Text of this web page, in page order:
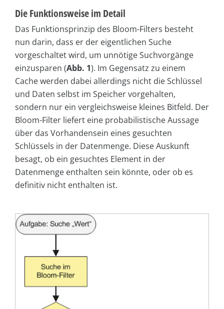
Die Funktionsweise im Detail
Das Funktionsprinzip des Bloom-Filters besteht
nun darin, dass er der eigentlichen Suche
vorgeschaltet wird, um unnötige Suchvorgänge
einzusparen (Abb. 1). Im Gegensatz zu einem
Cache werden dabei allerdings nicht die Schlüssel
und Daten selbst im Speicher vorgehalten,
sondern nur ein vergleichsweise kleines Bitfeld. Der
Bloom-Filter liefert eine probabilistische Aussage
über das Vorhandensein eines gesuchten
Schlüssels in der Datenmenge. Diese Auskunft
besagt, ob ein gesuchtes Element in der
Datenmenge enthalten sein könnte, oder ob es
definitiv nicht enthalten ist.